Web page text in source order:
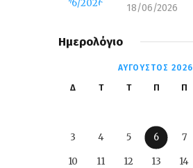
18/06/2026
Ημερολόγιο
ΑΎΓΟΥΣΤΟΣ 2026
Δ Τ Τ Π Π
3 4 5 6 7
10 11 12 13 14